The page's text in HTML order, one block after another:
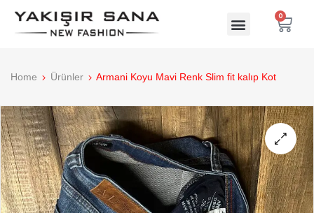
0
Home Ürünler Armani Koyu Mavi Renk Slim fit kalıp Kot